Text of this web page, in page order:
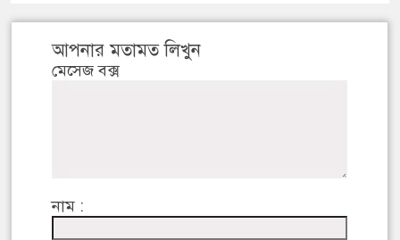
আপনার মতামত লিখুন
মেসেজ বক্স
নাম :